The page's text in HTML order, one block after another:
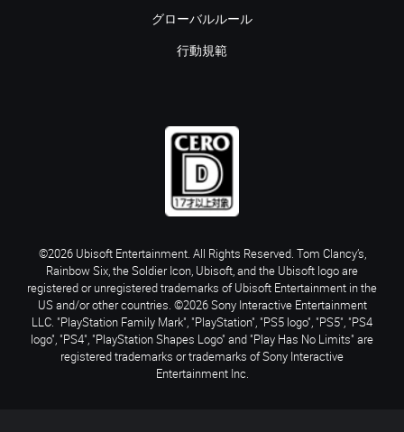
グローバルルール
行動規範
©2026 Ubisoft Entertainment. All Rights Reserved. Tom Clancy’s,
Rainbow Six, the Soldier Icon, Ubisoft, and the Ubisoft logo are
registered or unregistered trademarks of Ubisoft Entertainment in the
US and/or other countries. ©2026 Sony Interactive Entertainment
LLC. "PlayStation Family Mark", "PlayStation", "PS5 logo", "PS5", "PS4
logo", "PS4", "PlayStation Shapes Logo" and "Play Has No Limits" are
registered trademarks or trademarks of Sony Interactive
Entertainment Inc.